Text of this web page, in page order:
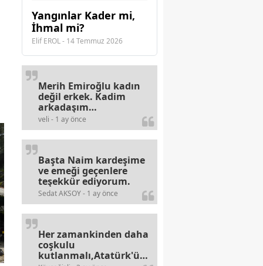
Yangınlar Kader mi,
İhmal mi?
Elif EROL - 14 Temmuz 2026
veli - 1 ay önce
Merih Emiroğlu kadın
değil erkek. Kadim
arkadaşım
haberinizdeki hataya
gayb den
gülümsüyordur.
Sedat AKSOY - 1 ay önce
Başta Naim kardeşime
ve emeği geçenlere
teşekkür ediyorum.
Her zamankinden daha
coşkulu
kutlanmalı,Atatürk'ün